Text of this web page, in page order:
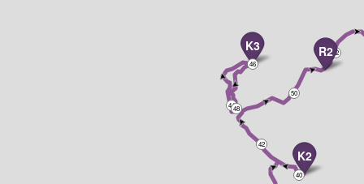
K2
K3 R2
48
40
44
52
42
46
50